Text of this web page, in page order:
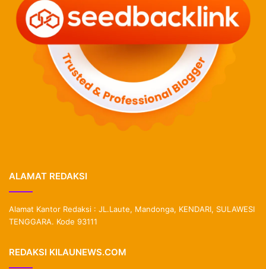
ALAMAT REDAKSI
Alamat Kantor Redaksi : JL.Laute, Mandonga, KENDARI, SULAWESI
TENGGARA. Kode 93111
REDAKSI KILAUNEWS.COM